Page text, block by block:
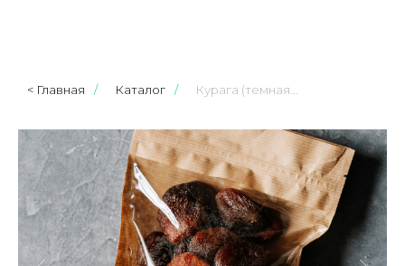
< Главная / Каталог / Курага (темная...